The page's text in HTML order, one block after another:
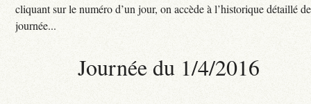
cliquant sur le numéro d’un jour, on accède à l’historique détaillé
journée...
Journée du 1/4/2016